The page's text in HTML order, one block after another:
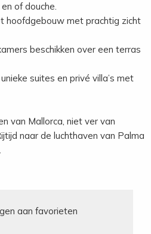
of douche.
hoofdgebouw met prachtig zicht
beschikken over een terras
suites en privé villa’s met
van Mallorca, niet ver van
naar de luchthaven van Palma
aan favorieten